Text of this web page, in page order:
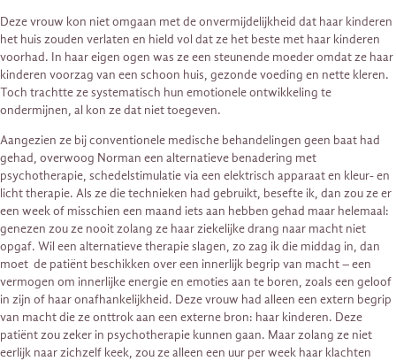
Deze vrouw kon niet omgaan met de onvermijdelijkheid dat haar kinderen
het huis zouden verlaten en hield vol dat ze het beste met haar kinderen
voorhad. In haar eigen ogen was ze een steunende moeder omdat ze haar
kinderen voorzag van een schoon huis, gezonde voeding en nette kleren.
Toch trachtte ze systematisch hun emotionele ontwikkeling te
ondermijnen, al kon ze dat niet toegeven.
Aangezien ze bij conventionele medische behandelingen geen baat had
gehad, overwoog Norman een alternatieve benadering met
psychotherapie, schedelstimulatie via een elektrisch apparaat en kleur- en
licht­ therapie. Als ze die technieken had gebruikt, besefte ik, dan zou ze er
een week of misschien een maand iets aan hebben gehad maar helemaal:
genezen zou ze nooit zolang ze haar ziekelijke drang naar macht niet
opgaf. Wil een alternatieve therapie slagen, zo zag ik die middag in, dan
moet de patiënt beschikken over een innerlijk begrip van macht – een
vermogen om innerlijke energie en emoties aan te boren, zoals een geloof
in zijn of haar onafhankelijkheid. Deze vrouw had alleen een extern begrip
van macht die ze onttrok aan een externe bron: haar kinderen. Deze
patiënt zou zeker in psychotherapie kunnen gaan. Maar zolang ze niet
eerlijk naar zichzelf keek, zou ze alleen een uur per week haar klachten